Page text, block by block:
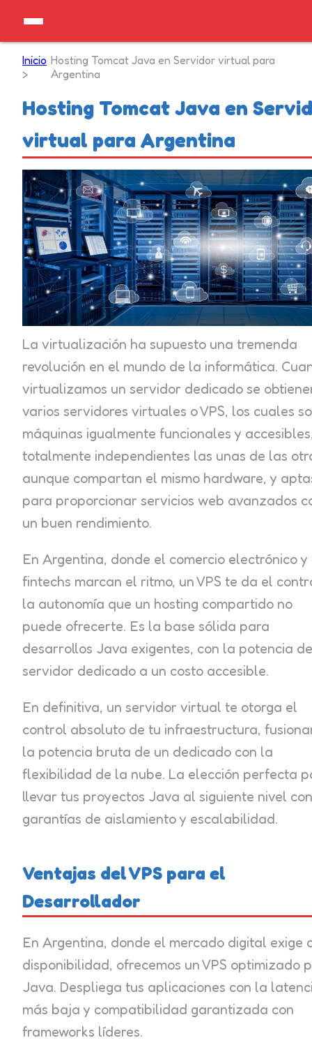
Inicio
>
Hosting Tomcat Java en Servidor virtual para
Argentina
Hosting Tomcat Java en
virtual para Argentina
La virtualización ha supuesto una tremenda
revolución en el mundo de la informática.
virtualizamos un servidor dedicado se
varios servidores virtuales o VPS, los cuales
máquinas igualmente funcionales y
totalmente independientes las unas de las
aunque compartan el mismo hardware, y
para proporcionar servicios web avanzados
un buen rendimiento.
En Argentina, donde el comercio electrónico y
fintechs marcan el ritmo, un VPS te da el
la autonomía que un hosting compartido no
puede ofrecerte. Es la base sólida para
desarrollos Java exigentes, con la potencia
servidor dedicado a un costo accesible.
En definitiva, un servidor virtual te otorga el
control absoluto de tu infraestructura,
la potencia bruta de un dedicado con la
flexibilidad de la nube. La elección perfecta
llevar tus proyectos Java al siguiente nivel con
garantías de aislamiento y escalabilidad.
Ventajas del VPS para el
Desarrollador
En Argentina, donde el mercado digital exige
disponibilidad, ofrecemos un VPS optimizado
Java. Despliega tus aplicaciones con la
más baja y compatibilidad garantizada con
frameworks líderes.